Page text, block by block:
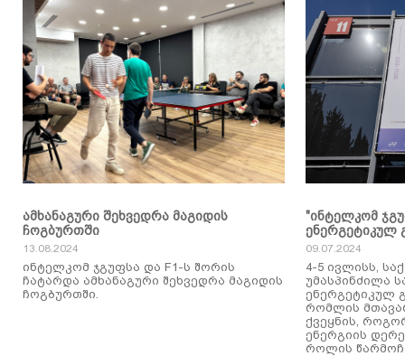
ამხანაგური შეხვედრა მაგიდის
ჩოგბურთში
13.08.2024
ინტელკომ ჯგუფსა და F1-ს შორის
ჩატარდა ამხანაგური შეხვედრა მაგიდის
ჩოგბურთში.
"ინტელკომ
ენერგეტიკულ
09.07.2024
4-5 ივლისს,
უმასპინძილა
ენერგეტიკულ
რომლის
ქვეყნის,
ენერგიის
როლის